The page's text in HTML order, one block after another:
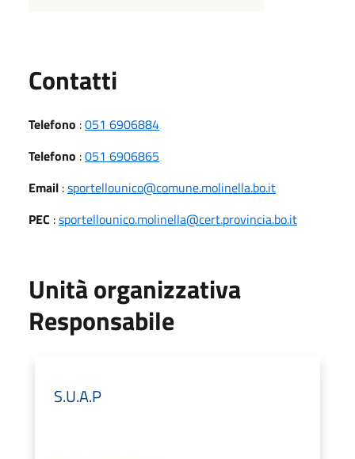
Contatti
Telefono :051 6906884
Telefono :051 6906865
Email :sportellounico@comune.molinella.bo.it
PEC :sportellounico.molinella@cert.provincia.bo.it
Unità organizzativa
Responsabile
S.U.A.P